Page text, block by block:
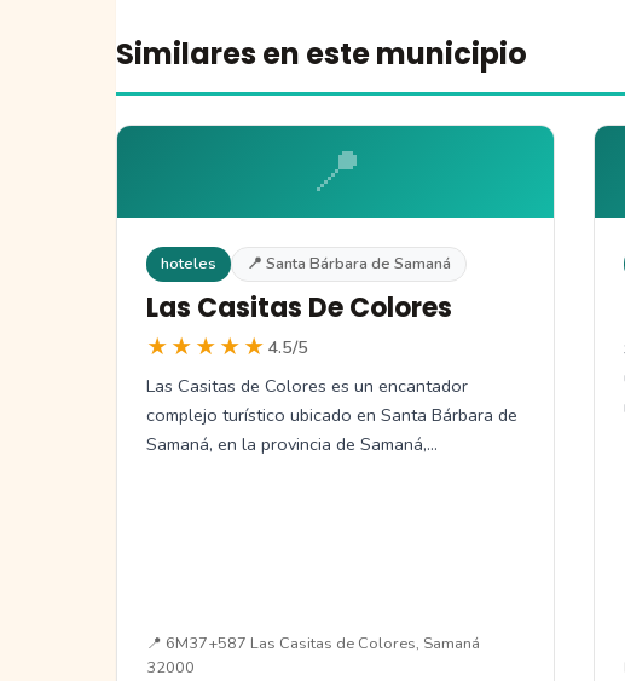
Similares en este municipio
📍
hoteles 📍 Santa Bárbara de Samaná
Las Casitas De Colores
★★★★★ 4.5/5
Las Casitas de Colores es un encantador
complejo turístico ubicado en Santa Bárbara de
Samaná, en la provincia de Samaná,…
📍 6M37+587 Las Casitas de Colores, Samaná
32000